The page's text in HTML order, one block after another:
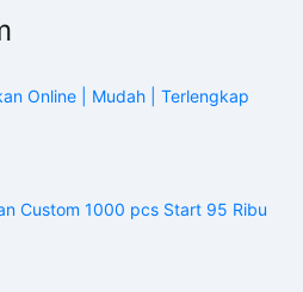
Online | Mudah | Terlengkap
Custom 1000 pcs Start 95 Ribu